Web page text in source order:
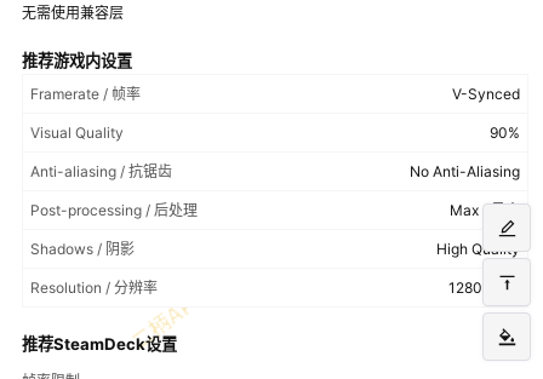
无需使用兼容层
推荐游戏内设置
Framerate / 帧率 V-Synced
Visual Quality 90%
Anti-aliasing / 抗锯齿 No Anti-Aliasing
Post-processing / 后处理 Max / 最大
Shadows / 阴影 High Quality
Resolution / 分辨率 1280x800
推荐SteamDeck设置